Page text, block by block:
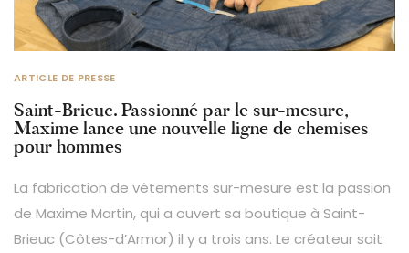
ARTICLE DE PRESSE
Saint-Brieuc. Passionné par le sur-mesure,
Maxime lance une nouvelle ligne de chemises
pour hommes
La fabrication de vêtements sur-mesure est la passion
de Maxime Martin, qui a ouvert sa boutique à Saint-
Brieuc (Côtes-d’Armor) il y a trois ans. Le créateur sait